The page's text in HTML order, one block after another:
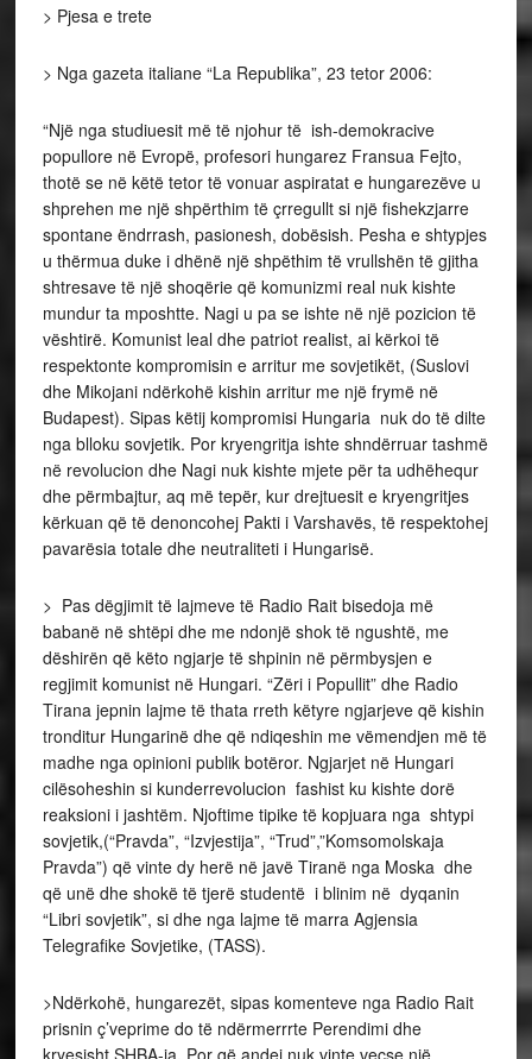
> Pjesa e trete
> Nga gazeta italiane “La Republika”, 23 tetor 2006:
“Një nga studiuesit më të njohur të ish-demokracive
popullore në Evropë, profesori hungarez Fransua Fejto,
thotë se në këtë tetor të vonuar aspiratat e hungarezëve u
shprehen me një shpërthim të çrregullt si një fishekzjarre
spontane ëndrrash, pasionesh, dobësish. Pesha e shtypjes
u thërmua duke i dhënë një shpëthim të vrullshën të gjitha
shtresave të një shoqërie që komunizmi real nuk kishte
mundur ta mposhtte. Nagi u pa se ishte në një pozicion të
vështirë. Komunist leal dhe patriot realist, ai kërkoi të
respektonte kompromisin e arritur me sovjetikët, (Suslovi
dhe Mikojani ndërkohë kishin arritur me një frymë në
Budapest). Sipas këtij kompromisi Hungaria nuk do të dilte
nga blloku sovjetik. Por kryengritja ishte shndërruar tashmë
në revolucion dhe Nagi nuk kishte mjete për ta udhëhequr
dhe përmbajtur, aq më tepër, kur drejtuesit e kryengritjes
kërkuan që të denoncohej Pakti i Varshavës, të respektohej
pavarësia totale dhe neutraliteti i Hungarisë.
> Pas dëgjimit të lajmeve të Radio Rait bisedoja më
babanë në shtëpi dhe me ndonjë shok të ngushtë, me
dëshirën që këto ngjarje të shpinin në përmbysjen e
regjimit komunist në Hungari. “Zëri i Popullit” dhe Radio
Tirana jepnin lajme të thata rreth këtyre ngjarjeve që kishin
tronditur Hungarinë dhe që ndiqeshin me vëmendjen më të
madhe nga opinioni publik botëror. Ngjarjet në Hungari
cilësoheshin si kunderrevolucion fashist ku kishte dorë
reaksioni i jashtëm. Njoftime tipike të kopjuara nga shtypi
sovjetik,(“Pravda”, “Izvjestija”, “Trud”,”Komsomolskaja
Pravda”) që vinte dy herë në javë Tiranë nga Moska dhe
që unë dhe shokë të tjerë studentë i blinim në dyqanin
“Libri sovjetik”, si dhe nga lajme të marra Agjensia
Telegrafike Sovjetike, (TASS).
>Ndërkohë, hungarezët, sipas komenteve nga Radio Rait
prisnin ç’veprime do të ndërmerrrte Perendimi dhe
kryesisht SHBA-ja. Por që andej nuk vinte veçse një